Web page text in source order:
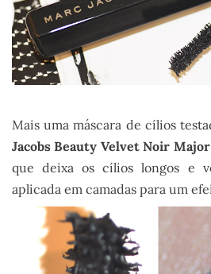
Mais uma máscara de cílios
Jacobs Beauty Velvet Noir
que deixa os cílios longos e
aplicada em camadas para um